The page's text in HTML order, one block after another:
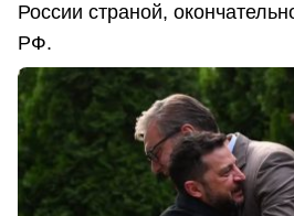
России страной,
РФ.